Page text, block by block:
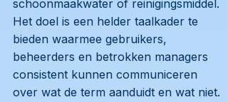
schoonmaakwater of reinigingsmiddel.
Het doel is een helder taalkader te
bieden waarmee gebruikers,
beheerders en betrokken managers
consistent kunnen communiceren
over wat de term aanduidt en wat niet.